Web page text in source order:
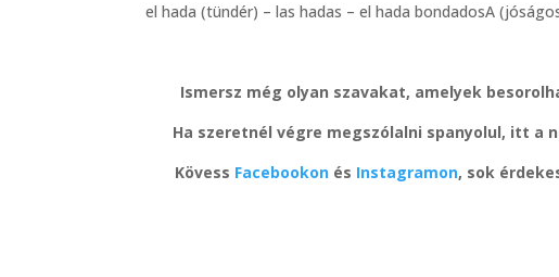
el hada (tündér) – las hadas – el hada bondadosA
Ismersz még olyan szavakat, amelyek
Ha szeretnél végre megszólalni spanyolul, itt a
Kövess Facebookonés Instagramon, sok